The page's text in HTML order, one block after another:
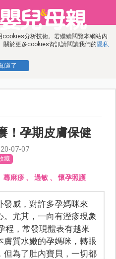
分析技術。若繼續閱覽本網站內
關於更多cookies資訊請閱讀我們的隱私
道了
！孕期皮膚保健
07-07
藏
蕁麻疹、 過敏、懷孕照護
發威，對許多孕媽咪來
尤其，一向有溼疹現象
程，常發現體表有越來
膚質水嫩的孕媽咪，轉眼
但為了肚內寶貝，一切都